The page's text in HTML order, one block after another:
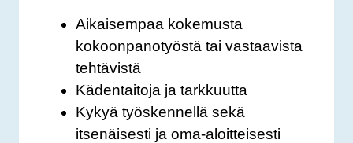
Aikaisempaa kokemusta
kokoonpanotyöstä tai vastaavista
tehtävistä
Kädentaitoja ja tarkkuutta
Kykyä työskennellä sekä
itsenäisesti ja oma-aloitteisesti